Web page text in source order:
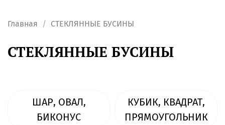
Главная СТЕКЛЯННЫЕ БУСИНЫ
СТЕКЛЯННЫЕ БУСИНЫ
ШАР, ОВАЛ,
БИКОНУС
КУБИК, КВАДРАТ,
ПРЯМОУГОЛЬНИК